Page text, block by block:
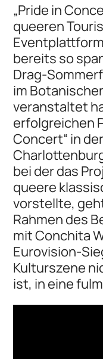
„Pride in
queeren
bereits so
Drag-
im
veranstaltet
erfolgreichen
Concert“ in
bei der das
queere
vorstellte,
Rahmen des
mit Conchita
Eurovision-
Kulturszene
ist, in eine